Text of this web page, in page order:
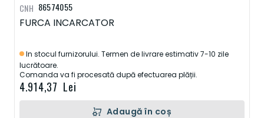
86574055
FURCA INCARCATOR
In stocul furnizorului. Termen de livrare estimativ 7-10 zile
lucrătoare.
Comanda va fi procesată după efectuarea plății.
4.914,37 Lei
CNH
Adaugă în coș